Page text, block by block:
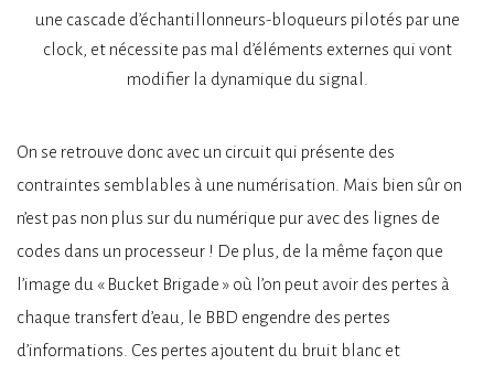
une cascade d’échantillonneurs-bloqueurs pilotés par une
clock, et nécessite pas mal d’éléments externes qui vont
modifier la dynamique du signal.
On se retrouve donc avec un circuit qui présente des
contraintes semblables à une numérisation. Mais bien sûr on
n’est pas non plus sur du numérique pur avec des lignes de
codes dans un processeur ! De plus, de la même façon que
l’image du « Bucket Brigade » où l’on peut avoir des pertes à
chaque transfert d’eau, le BBD engendre des pertes
d’informations. Ces pertes ajoutent du bruit blanc et